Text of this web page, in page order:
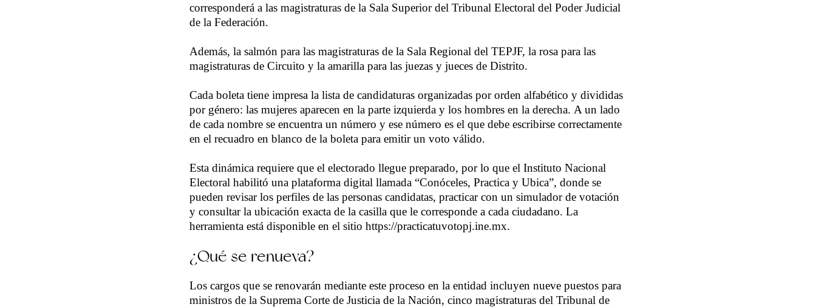
corresponderá a las magistraturas de la Sala Superior del Tribunal Electoral del Poder Judicial
de la Federación.
Además, la salmón para las magistraturas de la Sala Regional del TEPJF, la rosa para las
magistraturas de Circuito y la amarilla para las juezas y jueces de Distrito.
Cada boleta tiene impresa la lista de candidaturas organizadas por orden alfabético y divididas
por género: las mujeres aparecen en la parte izquierda y los hombres en la derecha. A un lado
de cada nombre se encuentra un número y ese número es el que debe escribirse correctamente
en el recuadro en blanco de la boleta para emitir un voto válido.
Esta dinámica requiere que el electorado llegue preparado, por lo que el Instituto Nacional
Electoral habilitó una plataforma digital llamada “Conóceles, Practica y Ubica”, donde se
pueden revisar los perfiles de las personas candidatas, practicar con un simulador de votación
y consultar la ubicación exacta de la casilla que le corresponde a cada ciudadano. La
herramienta está disponible en el sitio https://practicatuvotopj.ine.mx.
¿Qué se renueva?
Los cargos que se renovarán mediante este proceso en la entidad incluyen nueve puestos para
ministros de la Suprema Corte de Justicia de la Nación, cinco magistraturas del Tribunal de